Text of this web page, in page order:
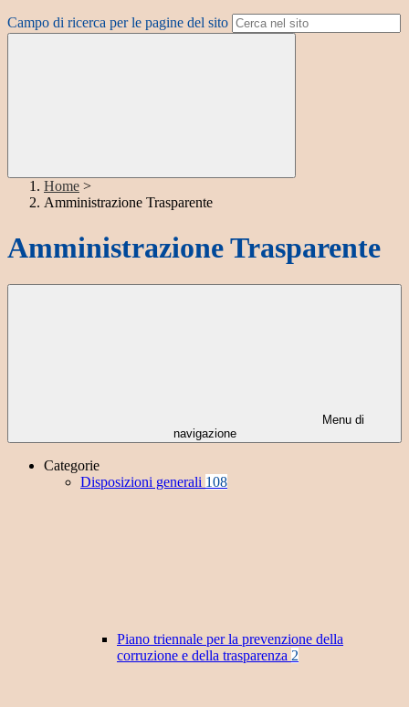
Campo di ricerca per le pagine del sito
Home >
Amministrazione Trasparente
Amministrazione Trasparente
Menu di
navigazione
Categorie
Disposizioni generali 108
Piano triennale per la prevenzione della
corruzione e della trasparenza 2